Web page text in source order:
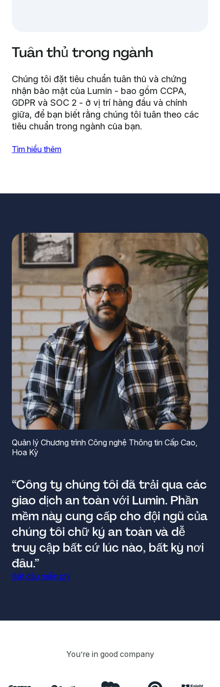
Tuân thủ trong ngành
Chúng tôi đặt tiêu chuẩn tuân thủ và chứng
nhận bảo mật của Lumin - bao gồm CCPA,
GDPR và SOC 2 - ở vị trí hàng đầu và chính
giữa, để bạn biết rằng chúng tôi tuân theo các
tiêu chuẩn trong ngành của bạn.
Tìm hiểu thêm
Quản lý Chương trình Công nghệ Thông tin Cấp Cao,
Hoa Kỳ
“Công ty chúng tôi đã trải qua các
giao dịch an toàn với Lumin. Phần
mềm này cung cấp cho đội ngũ của
chúng tôi chữ ký an toàn và dễ
truy cập bất cứ lúc nào, bất kỳ nơi
đâu.”
Bắt đầu miễn phí
You’re in good company